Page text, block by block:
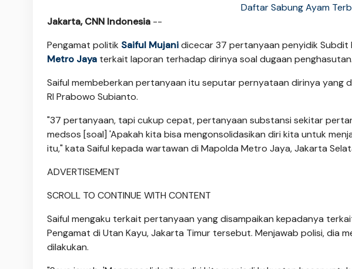
Daftar Sabung Ayam
Jakarta, CNN Indonesia --
Pengamat politik Saiful Mujanidicecar 37 pertanyaan penyidik Subdit
Metro Jaya terkait laporan terhadap dirinya soal dugaan penghasutan.
Saiful membeberkan pertanyaan itu seputar pernyataan dirinya yang
RI Prabowo Subianto.
"37 pertanyaan, tapi cukup cepat, pertanyaan substansi sekitar
medsos [soal] 'Apakah kita bisa mengonsolidasikan diri kita untuk
itu," kata Saiful kepada wartawan di Mapolda Metro Jaya, Jakarta
ADVERTISEMENT
SCROLL TO CONTINUE WITH CONTENT
Saiful mengaku terkait pertanyaan yang disampaikan kepadanya
Pengamat di Utan Kayu, Jakarta Timur tersebut. Menjawab polisi, dia
dilakukan.